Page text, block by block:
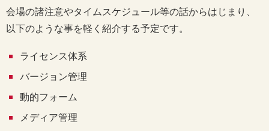
会場の諸注意やタイムスケジュール等の話からはじまり、
以下のような事を軽く紹介する予定です。
ライセンス体系
バージョン管理
動的フォーム
メディア管理